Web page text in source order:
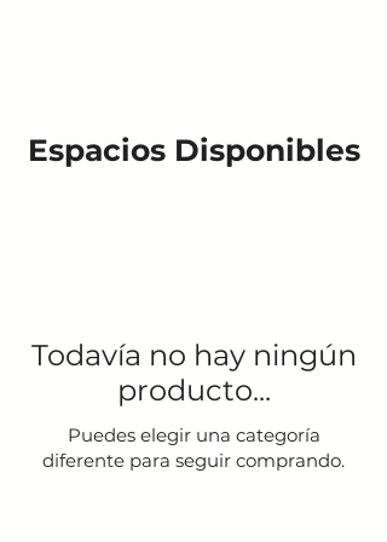
Espacios Disponibles
Todavía no hay ningún
producto...
Puedes elegir una categoría
diferente para seguir comprando.